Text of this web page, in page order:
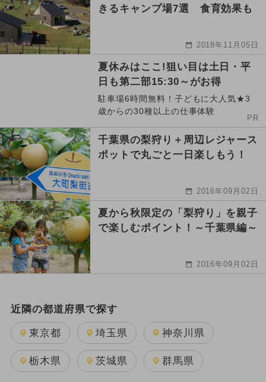
きるキャンプ場7選 食育効果も
2018年11月05日
夏休みはここ!狙い目は土日・平
日も第二部15:30～がお得
駐車場6時間無料！子どもに大人気★3
歳からの30種以上の仕事体験
PR
千葉県の梨狩り＋周辺レジャース
ポットで丸ごと一日楽しもう！
2016年09月02日
夏から秋限定の「梨狩り」を親子
で楽しむポイント！～千葉県編～
2016年09月02日
近隣の都道府県で探す
東京都 埼玉県 神奈川県
栃木県 茨城県 群馬県